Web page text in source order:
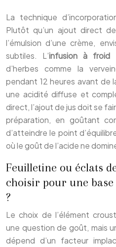
La technique
Plutôt qu’un ajout direct
l’émulsion d’une crème,
subtiles. L’infusion à froid
d’herbes comme la
pendant 12 heures avant de
une acidité diffuse et
direct, l’ajout de jus doit se
préparation, en goûtant
d’atteindre le point
où le goût de l’acide ne
Feuilletine ou éclats
choisir pour une
?
Le choix de l’élément
une question de goût, mais
dépend d’un facteur